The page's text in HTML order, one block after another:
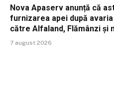
Nova Apaserv anunță că
furnizarea apei după
către Alfaland, Flămânzi și
7 august 2026